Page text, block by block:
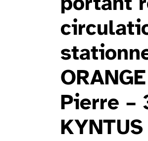
Pierre –
KYNTUS